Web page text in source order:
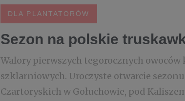
DLA PLANTATORÓW
Sezon na polskie
Walory pierwszych tegorocznych
szklarniowych. Uroczyste otwarcie
Czartoryskich w Gołuchowie, pod